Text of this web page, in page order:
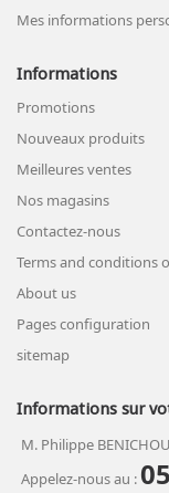
Mes informations
Informations
Promotions
Nouveaux produits
Meilleures ventes
Nos magasins
Contactez-nous
Terms and conditions
About us
Pages configuration
sitemap
Informations sur
M. Philippe
Appelez-nous au :